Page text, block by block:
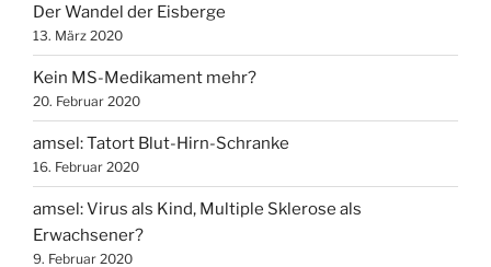
Der Wandel der Eisberge
13. März 2020
Kein MS-Medikament mehr?
20. Februar 2020
amsel: Tatort Blut-Hirn-Schranke
16. Februar 2020
amsel: Virus als Kind, Multiple Sklerose als
Erwachsener?
9. Februar 2020